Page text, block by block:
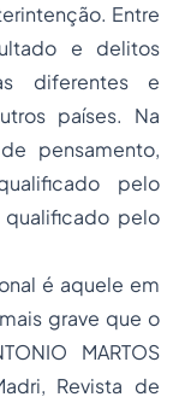
Entre
e delitos
diferentes e
países. Na
pensamento,
pelo
pelo
é aquele em
grave que o
MARTOS
Revista de